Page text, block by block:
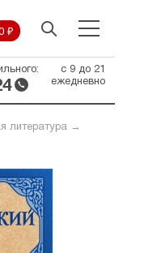
₽
с 9 до 21
ежедневно
литература→